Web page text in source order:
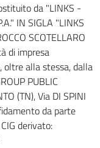
da "LINKS -
IN SIGLA "LINKS
SCOTELLARO
di impresa
oltre alla stessa, dalla
PUBLIC
(TN), Via DI SPINI
da parte
derivato: